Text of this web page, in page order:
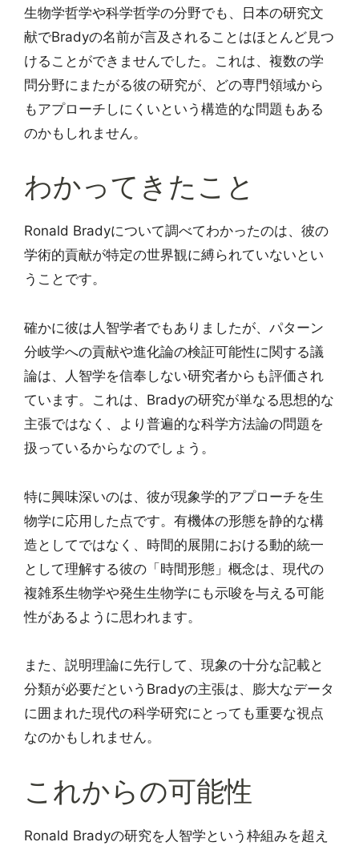
生物学哲学や科学哲学の分野でも、日本の研究文
献でBradyの名前が言及されることはほとんど見つ
けることができませんでした。これは、複数の学
問分野にまたがる彼の研究が、どの専門領域から
もアプローチしにくいという構造的な問題もある
のかもしれません。
わかってきたこと
Ronald Bradyについて調べてわかったのは、彼の
学術的貢献が特定の世界観に縛られていないとい
うことです。
確かに彼は人智学者でもありましたが、パターン
分岐学への貢献や進化論の検証可能性に関する議
論は、人智学を信奉しない研究者からも評価され
ています。これは、Bradyの研究が単なる思想的な
主張ではなく、より普遍的な科学方法論の問題を
扱っているからなのでしょう。
特に興味深いのは、彼が現象学的アプローチを生
物学に応用した点です。有機体の形態を静的な構
造としてではなく、時間的展開における動的統一
として理解する彼の「時間形態」概念は、現代の
複雑系生物学や発生生物学にも示唆を与える可能
性があるように思われます。
また、説明理論に先行して、現象の十分な記載と
分類が必要だというBradyの主張は、膨大なデータ
に囲まれた現代の科学研究にとっても重要な視点
なのかもしれません。
これからの可能性
Ronald Bradyの研究を人智学という枠組みを超え